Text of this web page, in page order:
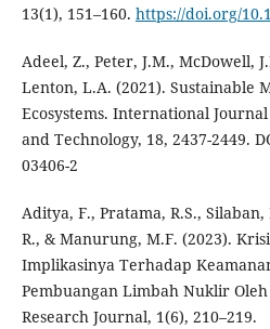
13(1), 151–160. https://doi.org/
Adeel, Z., Peter, J.M., McDowell,
Lenton, L.A. (2021). Sustainable
Ecosystems. International
and Technology, 18, 2437-2449.
03406-2
Aditya, F., Pratama, R.S.,
R., & Manurung, M.F. (2023).
Implikasinya Terhadap
Pembuangan Limbah Nuklir
Research Journal, 1(6), 210–219.